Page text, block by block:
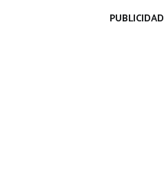
PUBLICIDAD